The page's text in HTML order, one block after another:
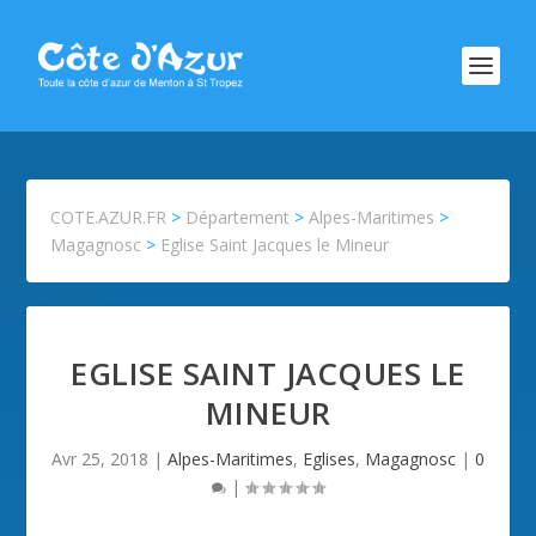
COTE.AZUR.FR > Département >Alpes-Maritimes >
Magagnosc > Eglise Saint Jacques le Mineur
EGLISE SAINT JACQUES LE
MINEUR
Avr 25, 2018 | Alpes-Maritimes, Eglises, Magagnosc | 0
|